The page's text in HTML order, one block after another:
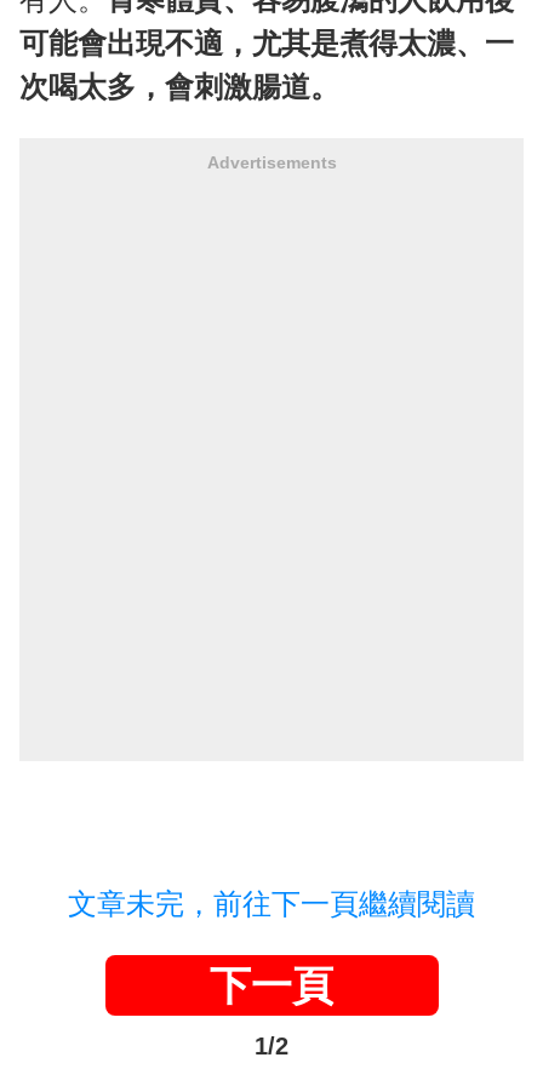
可能會出現不適，尤其是煮得太濃、一
次喝太多，會刺激腸道。
Advertisements
文章未完，前往下一頁繼續閱讀
下一頁
1/2